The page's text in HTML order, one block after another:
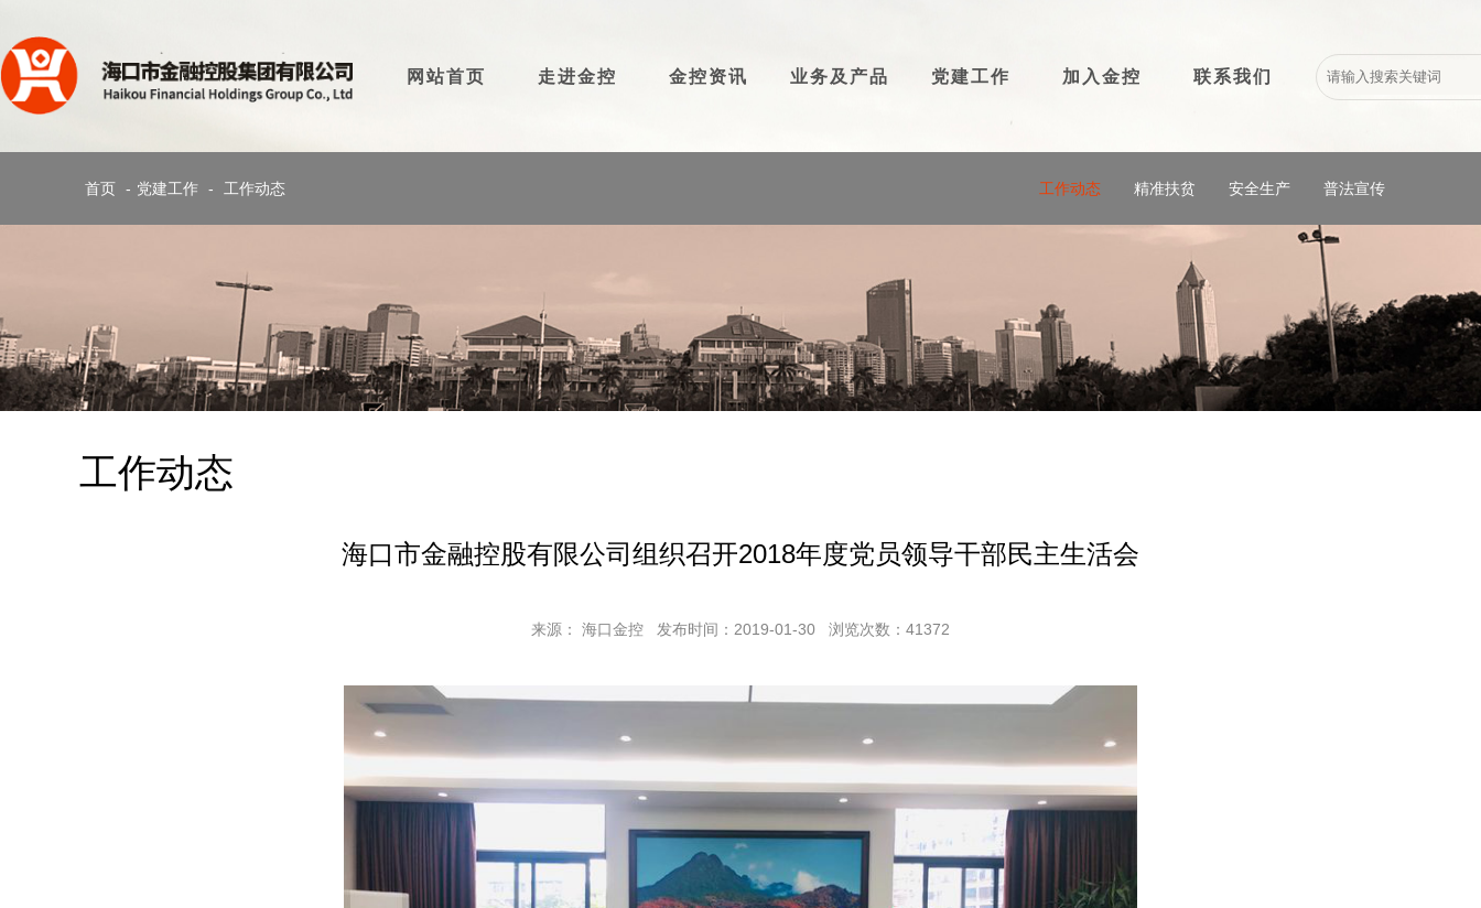
网站首页 走进金控 金控资讯 业务及产品 党建工作 加入金控 联系我们
首页 - 党建工作 - 工作动态 工作动态 精准扶贫 安全生产 普法宣传
工作动态
海口市金融控股有限公司组织召开2018年度党员领导干部民主生活会
来源： 海口金控 发布时间：2019-01-30 浏览次数： 41372